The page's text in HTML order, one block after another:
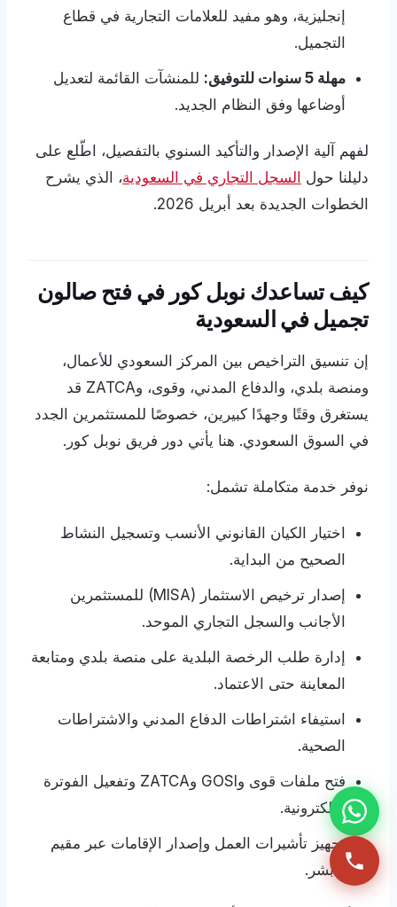
إنجليزية، وهو مفيد للعلامات التجارية في قطاع
التجميل.
مهلة 5 سنوات للتوفيق:
للمنشآت القائمة لتعديل
أوضاعها وفق النظام الجديد.
لفهم آلية الإصدار والتأكيد السنوي بالتفصيل، اطّلع على
دليلنا حول السجل التجاري في السعودية، الذي يشرح
الخطوات الجديدة بعد أبريل 2026.
كيف تساعدك نوبل كور في فتح صالون
تجميل في السعودية
إن تنسيق التراخيص بين المركز السعودي للأعمال،
ومنصة بلدي، والدفاع المدني، وقوى، وZATCA قد
يستغرق وقتًا وجهدًا كبيرين، خصوصًا للمستثمرين الجدد
في السوق السعودي. هنا يأتي دور فريق نوبل كور.
نوفر خدمة متكاملة تشمل:
اختيار الكيان القانوني الأنسب وتسجيل النشاط
الصحيح من البداية.
إصدار ترخيص الاستثمار (MISA) للمستثمرين
الأجانب والسجل التجاري الموحد.
إدارة طلب الرخصة البلدية على منصة بلدي ومتابعة
المعاينة حتى الاعتماد.
استيفاء اشتراطات الدفاع المدني والاشتراطات
الصحية.
فتح ملفات قوى وGOSI وZATCA وتفعيل الفوترة
الإلكترونية.
تجهيز تأشيرات العمل وإصدار الإقامات عبر مقيم
وأبشر.